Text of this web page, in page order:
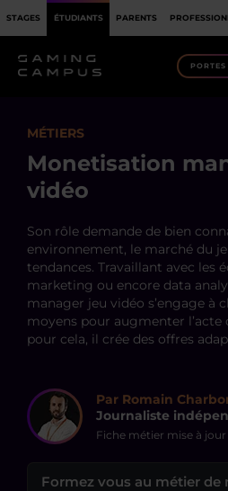
STAGES ÉTUDIANTS PARENTS
MÉTIERS
Monetisation
vidéo
Son rôle demande de bien
environnement, le marché du
tendances. Travaillant avec les
marketing ou encore data
manager jeu vidéo s’engage à
moyens pour augmenter l’acte
pour cela, il crée des offres
Par Romain
Journaliste
Fiche métier mise à jour
Formez vous au métier de